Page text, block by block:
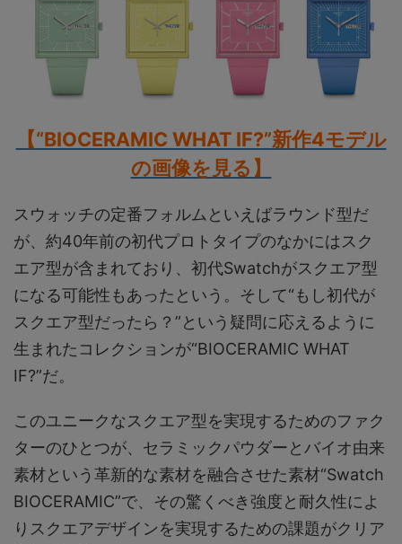
【“BIOCERAMIC WHAT IF?”新作4モデル
の画像を見る】
スウォッチの定番フォルムといえばラウンド型だ
が、約40年前の初代プロトタイプのなかにはスク
エア型が含まれており、初代Swatchがスクエア型
になる可能性もあったという。そして“もし初代が
スクエア型だったら？”という疑問に応えるように
生まれたコレクションが“BIOCERAMIC WHAT
IF?”だ。
このユニークなスクエア型を実現するためのファク
ターのひとつが、セラミックパウダーとバイオ由来
素材という革新的な素材を融合させた素材“Swatch
BIOCERAMIC”で、その驚くべき強度と耐久性によ
りスクエアデザインを実現するための課題がクリア